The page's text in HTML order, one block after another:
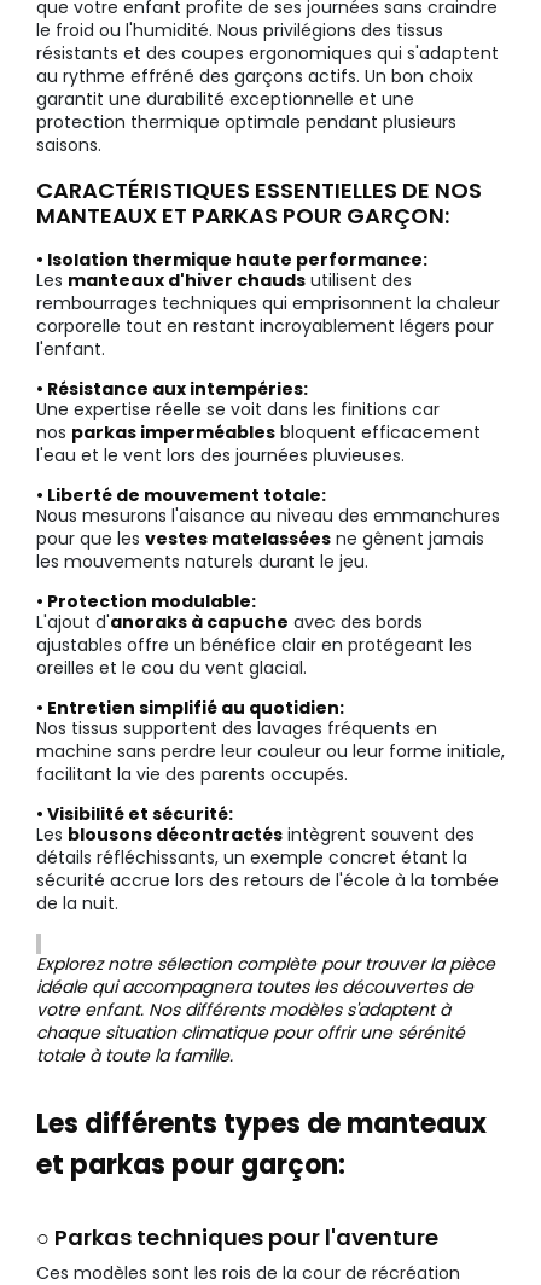
que votre enfant profite de ses journées sans craindre
le froid ou l'humidité. Nous privilégions des tissus
résistants et des coupes ergonomiques qui s'adaptent
au rythme effréné des garçons actifs. Un bon choix
garantit une durabilité exceptionnelle et une
protection thermique optimale pendant plusieurs
saisons.
CARACTÉRISTIQUES ESSENTIELLES DE NOS
MANTEAUX ET PARKAS POUR GARÇON:
• Isolation thermique haute performance:
Les manteaux d'hiver chauds utilisent des
rembourrages techniques qui emprisonnent la chaleur
corporelle tout en restant incroyablement légers pour
l'enfant.
• Résistance aux intempéries:
Une expertise réelle se voit dans les finitions car
nos parkas imperméables bloquent efficacement
l'eau et le vent lors des journées pluvieuses.
• Liberté de mouvement totale:
Nous mesurons l'aisance au niveau des emmanchures
pour que les vestes matelassées ne gênent jamais
les mouvements naturels durant le jeu.
• Protection modulable:
L'ajout d'anoraks à capuche avec des bords
ajustables offre un bénéfice clair en protégeant les
oreilles et le cou du vent glacial.
• Entretien simplifié au quotidien:
Nos tissus supportent des lavages fréquents en
machine sans perdre leur couleur ou leur forme initiale,
facilitant la vie des parents occupés.
• Visibilité et sécurité:
Les blousons décontractés intègrent souvent des
détails réfléchissants, un exemple concret étant la
sécurité accrue lors des retours de l'école à la tombée
de la nuit.
Explorez notre sélection complète pour trouver la pièce
idéale qui accompagnera toutes les découvertes de
votre enfant. Nos différents modèles s'adaptent à
chaque situation climatique pour offrir une sérénité
totale à toute la famille.
Les différents types de manteaux
et parkas pour garçon:
○ Parkas techniques pour l'aventure
Ces modèles sont les rois de la cour de récréation